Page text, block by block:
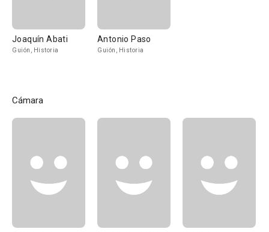
Joaquín Abati
Guión, Historia
Antonio Paso
Guión, Historia
Cámara